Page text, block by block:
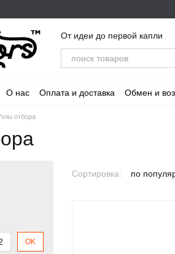
От идеи до первой капли
О нас Оплата и доставка Обмен и
отбора
Сортировка: по
OK